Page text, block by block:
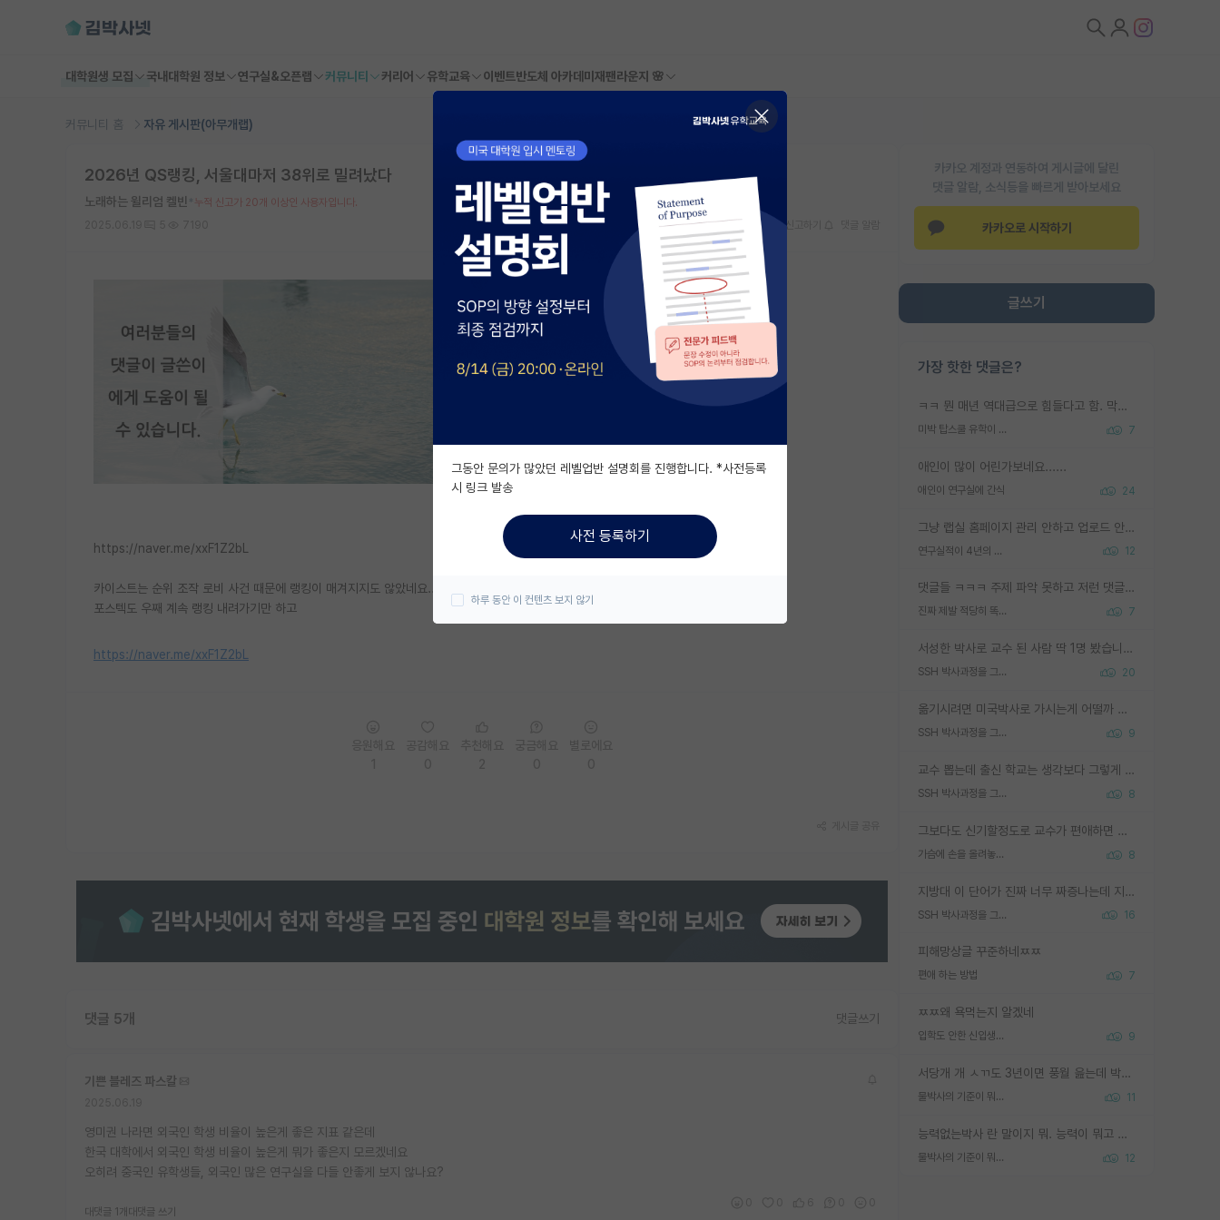
대학원생 모집 국내대학원 정보 연구실&오픈랩 커뮤니티 커리어 유학교육 이벤트반도체 아카데미 재팬라운지 🌸
커뮤니티 홈 자유 게시판(아무개랩)
카카오 계정과 연동하여 게시글에 달린
댓글 알람, 소식등을 빠르게 받아보세요
카카오로 시작하기
글쓰기
가장 핫한 댓글은?
ㅋㅋ 뭔 매년 역대급으로 힘들다고 함. 막상 보면 별로 변한건 없음.
미박 탑스쿨 유학이 빡세진 이유 7
애인이 많이 어린가보네요......
애인이 연구실에 간식 24
그냥 랩실 홈페이지 관리 안하고 업로드 안한거 아님?
연구실적이 4년의 공백이 있는거 어떻게 생각하냐 12
댓글들 ㅋㅋㅋ 주제 파악 못하고 저런 댓글들을 쓰네. 조직에 인간이 얼마나 중요한데 걱정될 수도 있지 ㅋㅋ 본인들은 퍽이나 잘하나봐 ? 현실은 남들한테 욕 안 먹는 1인분만 하는 것도 힘들텐데 ?
진짜 제발 적당히 똑똑한 박사과정이라도 위에 있었으면.. 7
서성한 박사로 교수 된 사람 딱 1명 봤습니다. 근데 지방대 박사로 교수된 거는 기적이 일어나야되요. 서성한 학부부터여도 빡센게 교수임용일텐데 지방대박사로 무슨 교수가 되나요...... 중소기업/중견기업 팀장급/연구소장급이나 될거 같네요.
SSH 박사과정을 그만두고 지방대 박사로 옮기면 교수의 꿈은 끝일까요? 20
옮기시려면 미국박사로 가시는게 어떨까 싶네요. 교수가 꿈이면 미국박사 하고 미국교수 까지 같이 노리시는게 기회가 많지 않을까요?
SSH 박사과정을 그만두고 지방대 박사로 옮기면 교수의 꿈은 끝일까요? 9
교수 뽑는데 출신 학교는 생각보다 그렇게 안 봄. 앞으로는 더 안 보게 될거임. 박사는 어디서 진행해도 됨. 단, 제대로 쌓고 좋은 실적 만들 수 있다면. 그런데 지방대는 그럴 가능성이 지극히 낮음. 나만 열심히 잘 하면 된다? 인간은 주변 환경에 지배되는 나약한 존재임. 주변의 지방대 대학원생과 섞이고 지방 특유의 여유로움 또는 나쁘게 얘기해서 나태함에 젖어 살다보면 교수의 꿈 자체를 잊어버리게 될 가능성도 있음. 주변 환경이 70~80%임.
SSH 박사과정을 그만두고 지방대 박사로 옮기면 교수의 꿈은 끝일까요? 8
그보다도 신기할정도로 교수가 편애하면 그사람만 논문이 되더라구요 내용이 다른 사람보다 허접해도요
가슴에 손을 올려놓고 싫어하는 사람 불공정하게 리뷰 8
지방대 이 단어가 진짜 너무 짜증나는데 지방대면 다 그냥 쓰레기인가요? 무슨 말 같지도 않은 댓글들이 있는건지??? 지방에도 충분히 좋은 대학 많고 충분히 잘하는 교수님들 많습니다 포항공대 4개 IST 대표 지거국들 여기 모두 다 지방에 있고 여기 출신들 중에 교수하는 분들 적지 않습니다 지거국 출신이 무슨 교수를 하냐?라고 생각할 사람들 많은데 상위 대표 지거국에 아웃라이어들 많습니다 결국 개인의 연구역량과 실적이 중요합니다 이 역량을 펼치는데 있어서 지도교수와의 합도 중요합니다. 그리고 경력이 필요하면 해외포닥까지 다녀오세요
SSH 박사과정을 그만두고 지방대 박사로 옮기면 교수의 꿈은 끝일까요? 16
피해망상글 꾸준하네ㅉㅉ
편애 하는 방법 7
ㅉㅉ왜 욕먹는지 알겠네
입학도 안한 신입생이 원래 관심을 받나요 9
서당개 개 ㅅㄲ도 3년이면 풍월 읊는데 박사 5년 이상 대리고 있으면서 물된건 교수 탓 맞는ㄱ게 거기가 서당이 아니란 소리임
물박사의 기준이 뭐임? 11
능력없는박사 란 말이지 뭐. 능력이 뭐고 능력이 있다는게 뭔지는 사람마다 기준이 다르니까 얘기해봐야 서로 자기 기준만 얘기해서 논쟁이 끝이 안나고. 주위에서 능력있고 야심있는 신입생이 교수가 유의미한 피드백을 아예 안주면서 제대로된 과제에 참여해볼 기회도 제공하지 않고 잡일 뺑뺑이만 돌려서 맨날 단순작업만 하면서 밤새다가 눈빛이 점점 죽어가는걸 본 사람은 물박사는 교수탓이라고 하고, 교수는 이것저것 알려도 주고 기회도 주고 사수 동기 붙여주면서 어떻게든 끌고가려고 하는데 본인이 매일 뺀질거리면서 출근 하는둥마는둥 하다가 기껏 와서도 폰이나 쳐다보다가 실험 망치고 저녁약속있어서 먼저 가볼게요~ 하는걸 본 사람은 물박사는 본인탓이라고 함.
물박사의 기준이 뭐임? 12
2026년 QS랭킹, 서울대마저 38위로 밀려났다
노래하는 윌리엄 켈빈
누적 신고가 20개 이상인 사용자입니다.
스크랩 신고하기
https://naver.me/xxF1Z2bL
카이스트는 순위 조작 로비 사건 때문에 랭킹이 매겨지지도 않았네요...
포스텍도 우째 계속 랭킹 내려가기만 하고
https://naver.me/xxF1Z2bL
댓글 5개 댓글쓰기
기쁜 블레즈 파스칼
영미권 나라면 외국인 학생 비율이 높은게 좋은 지표 같은데
한국 대학에서 외국인 학생 비율이 높은게 뭐가 좋은지 모르겠네요
오히려 중국인 유학생들, 외국인 많은 연구실을 다들 안좋게 보지 않나요?
대댓글 1개 대댓글 쓰기
그동안 문의가 많았던 레벨업반 설명회를 진행합니다. *사전등록
시 링크 발송
사전 등록하기
하루 동안 이 컨텐츠 보지 않기